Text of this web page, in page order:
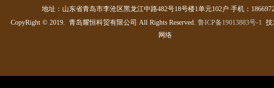
地址： 山东省青岛市李沧区黑龙江中路482号18号楼1单元102户 手机：
CopyRight © 2019. 青岛耀恒科贸有限公司 All Rights Reserved. 鲁ICP备19013883号-1 技
网络